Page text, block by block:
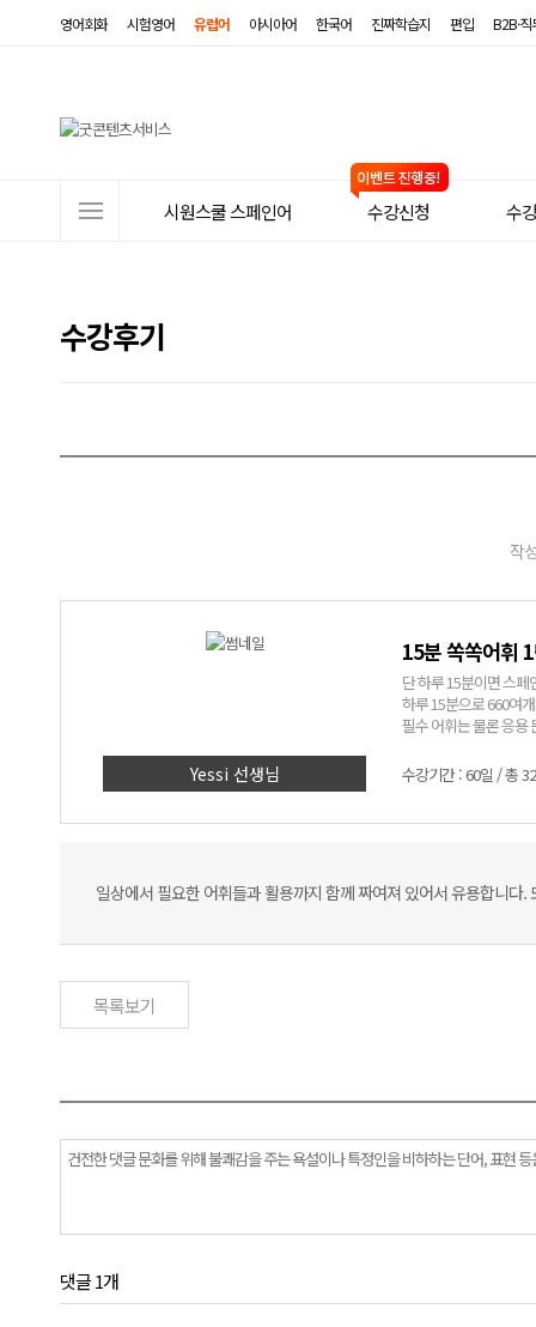
영어회화 시험영어 유럽어 아시아어 한국어 진짜학습지 편입 B2B·
뉴
시원스쿨 스페인어 수강신청 수
수강후기
작
Yessi 선생님
15분 쏙쏙어휘
단 하루 15분이면 스
하루 15분으로 660여
필수 어휘는 물론 응용
수강기간 : 60일 / 총
일상에서 필요한 어휘들과 활용까지 함께 짜여져 있어서 유용합니
목록보기
댓글 1개